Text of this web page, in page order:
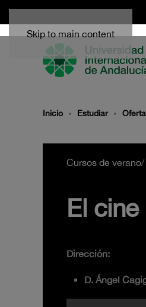
Skip to main content
Inicio Estudiar
Cursos de verano/
El cine
Dirección:
D. Ángel